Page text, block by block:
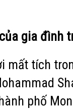
gia đình
mất tích
phố